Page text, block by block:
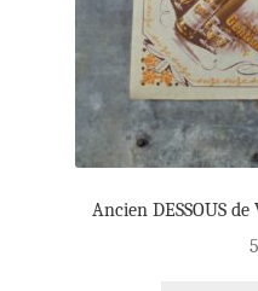
Ancien DESSOUS